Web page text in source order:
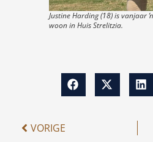
Justine Harding (18) is vanjaar
woon in Huis Strelitzia.
VORIGE